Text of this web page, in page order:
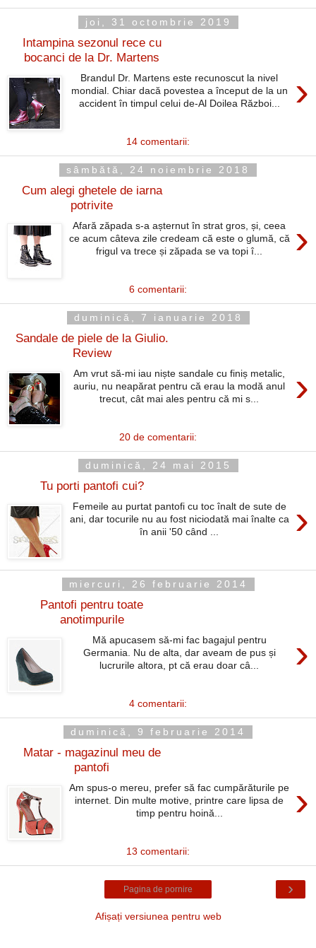
joi, 31 octombrie 2019
Intampina sezonul rece cu
bocanci de la Dr. Martens
›
Brandul Dr. Martens este recunoscut la nivel
mondial. Chiar dacă povestea a început de la un
accident în timpul celui de-Al Doilea Război...
14 comentarii:
sâmbătă, 24 noiembrie 2018
Cum alegi ghetele de iarna
potrivite
›
Afară zăpada s-a așternut în strat gros, și, ceea
ce acum câteva zile credeam că este o glumă, că
frigul va trece și zăpada se va topi î...
6 comentarii:
duminică, 7 ianuarie 2018
Sandale de piele de la Giulio.
Review
›
Am vrut să-mi iau niște sandale cu finiș metalic,
auriu, nu neapărat pentru că erau la modă anul
trecut, cât mai ales pentru că mi s...
20 de comentarii:
duminică, 24 mai 2015
Tu porti pantofi cui?
›
Femeile au purtat pantofi cu toc înalt de sute de
ani, dar tocurile nu au fost niciodată mai înalte ca
în anii '50 când ...
miercuri, 26 februarie 2014
Pantofi pentru toate
anotimpurile
›
Mă apucasem să-mi fac bagajul pentru
Germania. Nu de alta, dar aveam de pus și
lucrurile altora, pt că erau doar câ...
4 comentarii:
duminică, 9 februarie 2014
Matar - magazinul meu de
pantofi
›
Am spus-o mereu, prefer să fac cumpărăturile pe
internet. Din multe motive, printre care lipsa de
timp pentru hoină...
13 comentarii:
›
Pagina de pornire
Afișați versiunea pentru web